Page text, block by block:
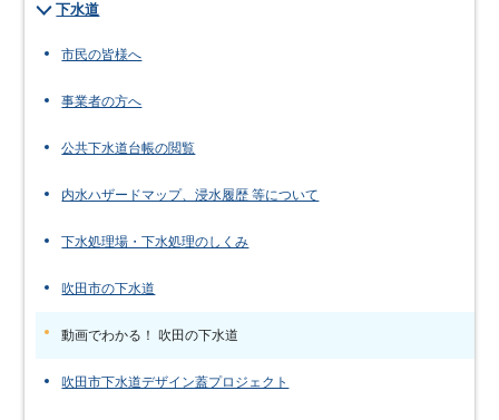
下水道
市民の皆様へ
事業者の方へ
公共下水道台帳の閲覧
内水ハザードマップ、浸水履歴 等について
下水処理場・下水処理のしくみ
吹田市の下水道
動画でわかる！ 吹田の下水道
吹田市下水道デザイン蓋プロジェクト